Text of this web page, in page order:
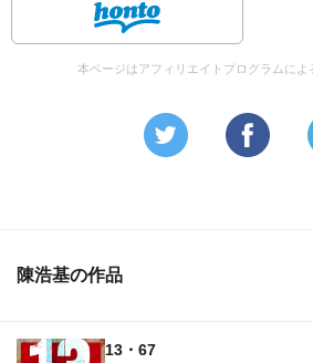
本ページはアフィリエイトプログラムによ
陳浩基の作品
13・67